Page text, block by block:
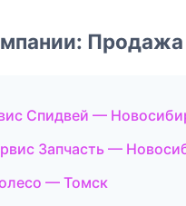
Спидвей —
Запчасть —
— Томск